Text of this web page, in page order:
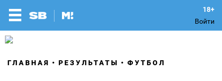
Войти
ГЛАВНАЯ РЕЗУЛЬТАТЫ ФУТБОЛ